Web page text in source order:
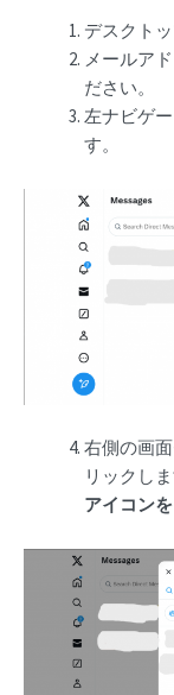
デスクト
メールア
ださい。
左ナビゲ
す。
右側の画
リックし
アイコンを